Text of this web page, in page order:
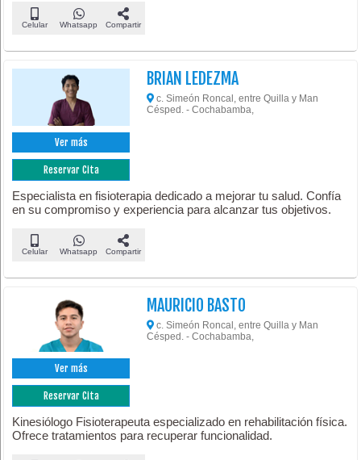
Celular Whatsapp Compartir
Ver más
Reservar Cita
BRIAN LEDEZMA
c. Simeón Roncal, entre Quilla y Man
Césped. - Cochabamba,
Especialista en fisioterapia dedicado a mejorar tu salud. Confía
en su compromiso y experiencia para alcanzar tus objetivos.
Celular Whatsapp Compartir
Ver más
Reservar Cita
MAURICIO BASTO
c. Simeón Roncal, entre Quilla y Man
Césped. - Cochabamba,
Kinesiólogo Fisioterapeuta especializado en rehabilitación física.
Ofrece tratamientos para recuperar funcionalidad.